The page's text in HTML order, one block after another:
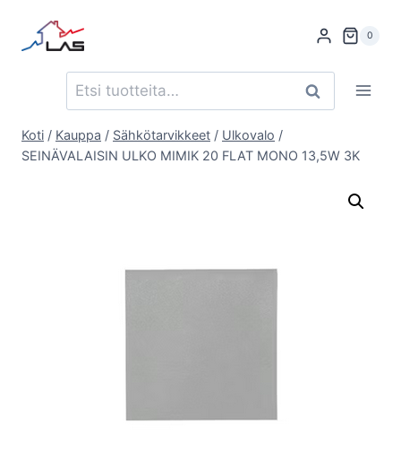
sisältöön
0
Etsi: Haku
Koti / Kauppa / Sähkötarvikkeet / Ulkovalo /
SEINÄVALAISIN ULKO MIMIK 20 FLAT MONO 13,5W 3K